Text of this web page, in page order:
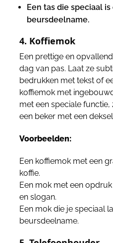
Een tas die speciaal
beursdeelname.
4. Koffiemok
Een prettige en
dag van pas. Laat ze
bedrukken met tekst of
koffiemok met
met een speciale
een beker met een
Voorbeelden:
Een koffiemok met een
koffie.
Een mok met een
en slogan.
Een mok die je speciaal
beursdeelname.